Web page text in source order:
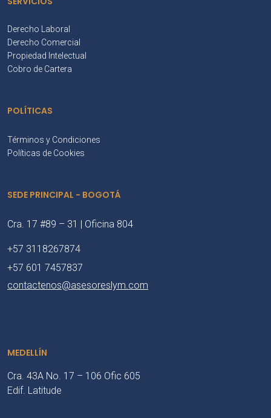
Derecho Laboral
Derecho Comercial
Propiedad Intelectual
Cobro de Cartera
POLÍTICAS
Términos y Condiciones
Políticas de Cookies
SEDE PRINCIPAL - BOGOTÁ
Cra. 17 #89 – 31 | Oficina 804
+57 3118267874
+57 601 7457837
contactenos@asesoreslym.com
MEDELLÍN
Cra. 43A No. 17 – 106 Ofic 605
Edif. Latitude